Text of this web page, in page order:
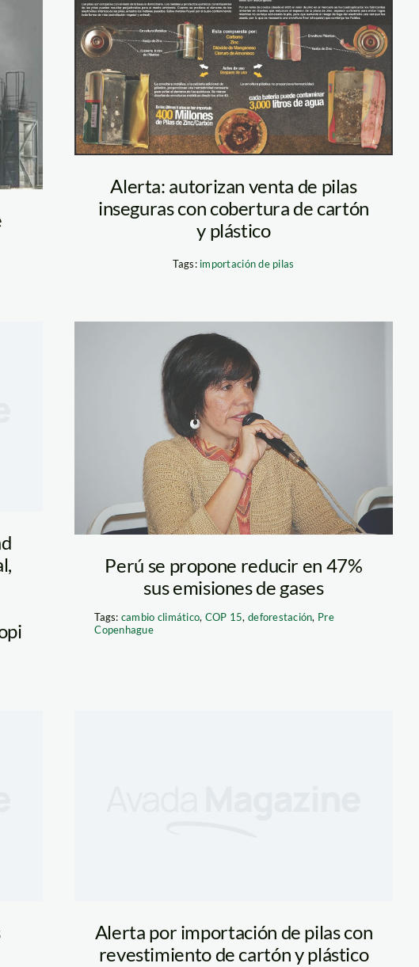
infografía
«Envoltura
metálica VS.
Envoltura
plástica»
Alerta: autorizan venta de pilas
inseguras con cobertura de cartón
y plástico
Tags: importación de pilas
gomez_rosario_minam
Perú se propone reducir en 47%
sus emisiones de gases
Tags: cambio climático, COP 15, deforestación, Pre
Copenhague
Alerta por importación de pilas con
revestimiento de cartón y plástico